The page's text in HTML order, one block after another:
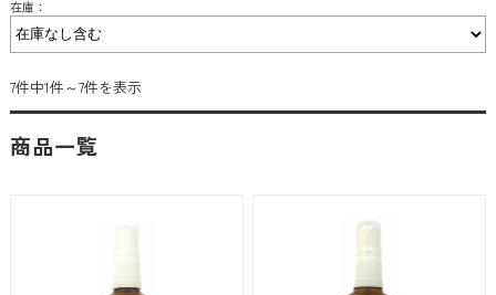
在庫：
7件中1件～7件を表示
商品一覧